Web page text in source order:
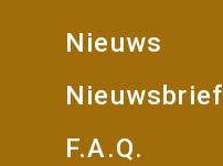
Voet
Nieuws
Nieuwsbrief
F.A.Q.